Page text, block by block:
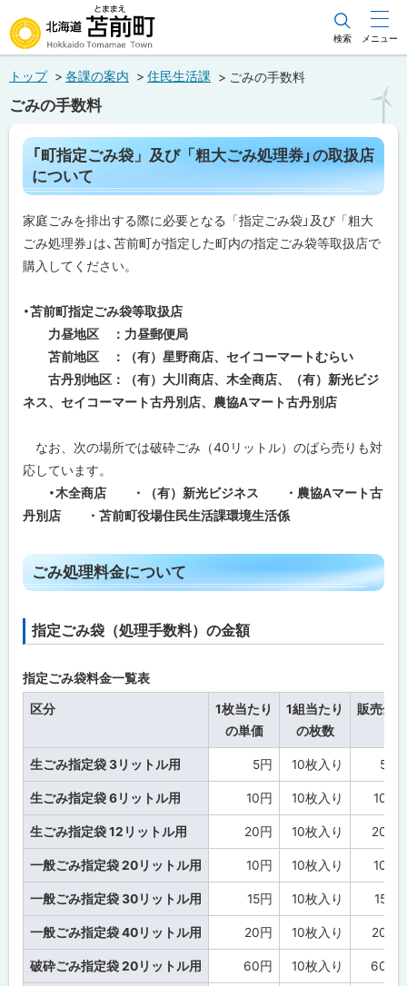
文
メ
ニ
北海道苫前町
Hokkaido Tomamae Town
検索 メニュー
トップ 各課の案内 住民生活課 ごみの手数料
ごみの手数料
ペ
ー
ジ
内
次
「
町
指
ご
み
粗
み
処
理
の
店
に
つ
て
み
処
理
料
に
つ
て
苫
ヶ
丘
風
力
電
所
「町指定ごみ袋」及び「粗大ごみ処理券」の取扱店
について
家庭ごみを排出する際に必要となる「指定ごみ袋」及び「粗大
ごみ処理券」は、苫前町が指定した町内の指定ごみ袋等取扱店で
購入してください。
・苫前町指定ごみ袋等取扱店
力昼地区 ：力昼郵便局
苫前地区 ：（有）星野商店、セイコーマートむらい
古丹別地区：（有）大川商店、木全商店、（有）新光ビジ
ネス、セイコーマート古丹別店、農協Aマート古丹別店
なお、次の場所では破砕ごみ（40リットル）のばら売りも対
応しています。
・木全商店 ・（有）新光ビジネス ・農協Aマート古
丹別店 ・苫前町役場住民生活課環境生活係
ト
ッ
に
る
ごみ処理料金について
ト
プ
に
指定ごみ袋（処理手数料）の金額
指定ごみ袋料金一覧表
区分
1枚当たり
の単価
1組当たり
の枚数
販売金額
生ごみ指定袋 3リットル用 5円 10枚入り 50
生ごみ指定袋 6リットル用 10円 10枚入り 100
生ごみ指定袋 12リットル用 20円 10枚入り 200
一般ごみ指定袋 20リットル用 10円 10枚入り 100
一般ごみ指定袋 30リットル用 15円 10枚入り 150
一般ごみ指定袋 40リットル用 20円 10枚入り 200
破砕ごみ指定袋 20リットル用 60円 10枚入り 600